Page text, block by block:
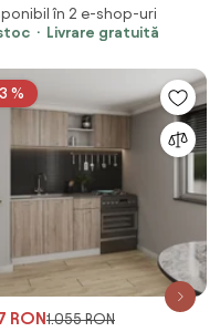
în 2 e-shop-uri
Livrare gratuită
%
RON1.055 RON